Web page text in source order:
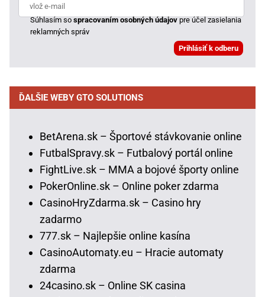
Súhlasím sospracovaním osobných údajovpre účel zasielania
reklamných správ
ĎALŠIE WEBY GTO SOLUTIONS
BetArena.sk – Športové stávkovanie online
FutbalSpravy.sk – Futbalový portál online
FightLive.sk – MMA a bojové športy online
PokerOnline.sk – Online poker zdarma
CasinoHryZdarma.sk – Casino hry
zadarmo
777.sk – Najlepšie online kasína
CasinoAutomaty.eu – Hracie automaty
zdarma
24casino.sk – Online SK casina